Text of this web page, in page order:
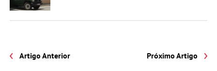
Artigo Anterior Próximo Artigo